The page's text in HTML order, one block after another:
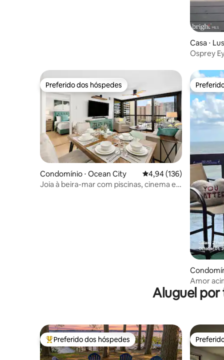
Casa ⋅
Osprey
Preferido dos hóspedes
Preferido dos hóspedes
Condomínio ⋅ Ocean City 4,94 de uma avaliação
4,94 (136)
Joia à beira-mar com piscinas, cinema e
Amor
/ piscina
Aluguel por
Entre os melhores preferidos dos hóspedes
Preferido dos hóspedes